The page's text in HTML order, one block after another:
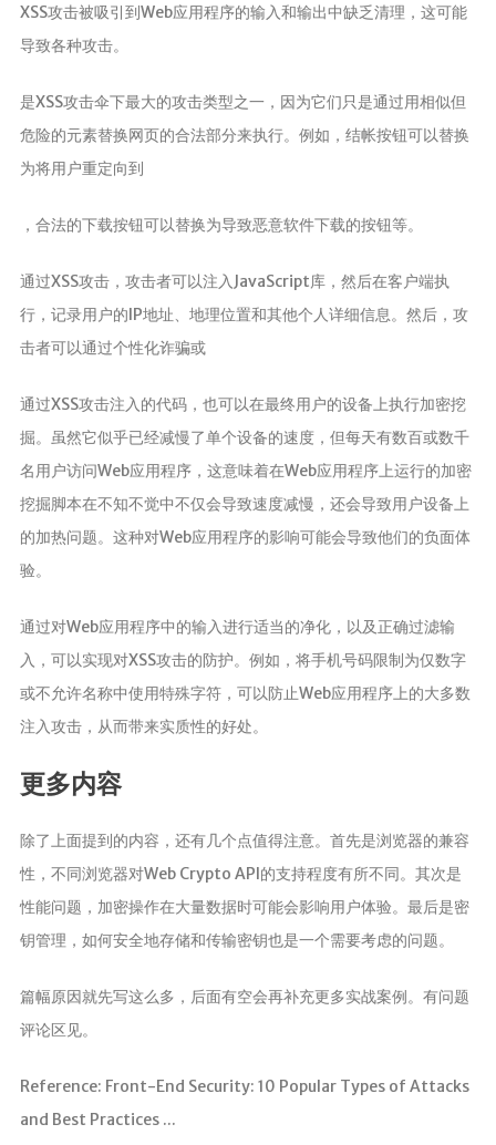
XSS攻击被吸引到Web应用程序的输入和输出中缺乏清理，这可能
导致各种攻击。
是XSS攻击伞下最大的攻击类型之一，因为它们只是通过用相似但
危险的元素替换网页的合法部分来执行。例如，结帐按钮可以替换
为将用户重定向到
，合法的下载按钮可以替换为导致恶意软件下载的按钮等。
通过XSS攻击，攻击者可以注入JavaScript库，然后在客户端执
行，记录用户的IP地址、地理位置和其他个人详细信息。然后，攻
击者可以通过个性化诈骗或
通过XSS攻击注入的代码，也可以在最终用户的设备上执行加密挖
掘。虽然它似乎已经减慢了单个设备的速度，但每天有数百或数千
名用户访问Web应用程序，这意味着在Web应用程序上运行的加密
挖掘脚本在不知不觉中不仅会导致速度减慢，还会导致用户设备上
的加热问题。这种对Web应用程序的影响可能会导致他们的负面体
验。
通过对Web应用程序中的输入进行适当的净化，以及正确过滤输
入，可以实现对XSS攻击的防护。例如，将手机号码限制为仅数字
或不允许名称中使用特殊字符，可以防止Web应用程序上的大多数
注入攻击，从而带来实质性的好处。
更多内容
除了上面提到的内容，还有几个点值得注意。首先是浏览器的兼容
性，不同浏览器对Web Crypto API的支持程度有所不同。其次是
性能问题，加密操作在大量数据时可能会影响用户体验。最后是密
钥管理，如何安全地存储和传输密钥也是一个需要考虑的问题。
篇幅原因就先写这么多，后面有空会再补充更多实战案例。有问题
评论区见。
Reference: Front-End Security: 10 Popular Types of Attacks
and Best Practices ...